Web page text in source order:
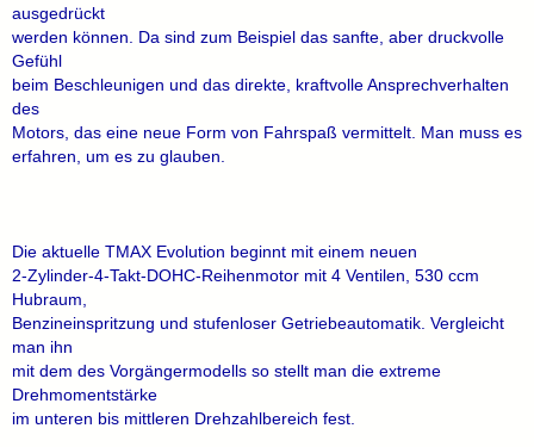
ausgedrückt
werden können. Da sind zum Beispiel das sanfte, aber druckvolle
Gefühl
beim Beschleunigen und das direkte, kraftvolle Ansprechverhalten
des
Motors, das eine neue Form von Fahrspaß vermittelt. Man muss es
erfahren, um es zu glauben.
Die aktuelle TMAX Evolution beginnt mit einem neuen
2-Zylinder-4-Takt-DOHC-Reihenmotor mit 4 Ventilen, 530 ccm
Hubraum,
Benzineinspritzung und stufenloser Getriebeautomatik. Vergleicht
man ihn
mit dem des Vorgängermodells so stellt man die extreme
Drehmomentstärke
im unteren bis mittleren Drehzahlbereich fest.